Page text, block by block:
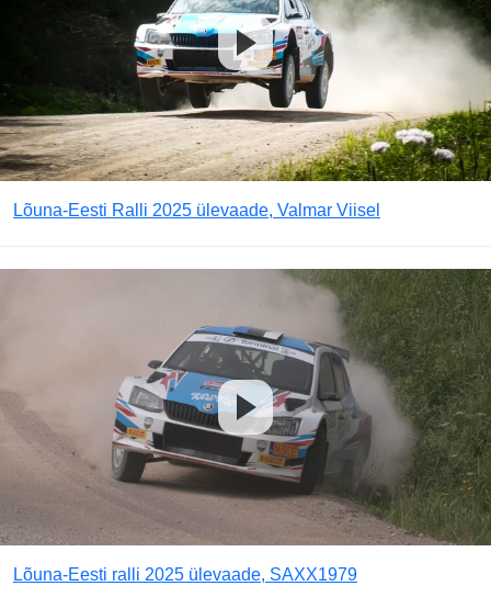
Lõuna-Eesti Ralli 2025 ülevaade, Valmar Viisel
Lõuna-Eesti ralli 2025 ülevaade, SAXX1979